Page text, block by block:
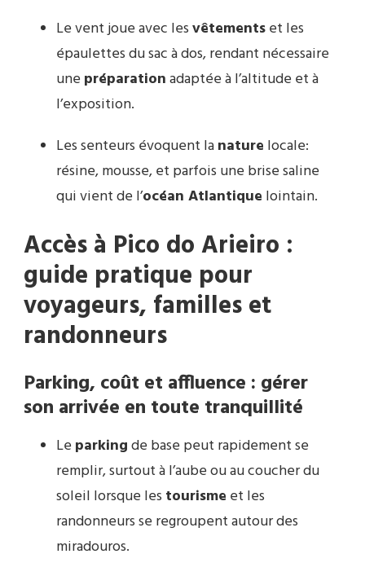
Le vent joue avec lesvêtementset les
épaulettes du sac à dos, rendant nécessaire
une préparationadaptée à l’altitude et à
l’exposition.
Les senteurs évoquent lanature locale:
résine, mousse, et parfois une brise saline
qui vient de l’océan Atlantique lointain.
Accès à Pico do Arieiro :
guide pratique pour
voyageurs, familles et
randonneurs
Parking, coût et affluence : gérer
son arrivée en toute tranquillité
Le parkingde base peut rapidement se
remplir, surtout à l’aube ou au coucher du
soleil lorsque les tourisme et les
randonneurs se regroupent autour des
miradouros.